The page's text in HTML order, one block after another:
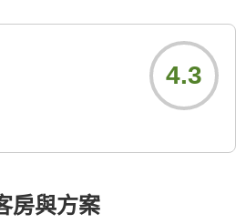
4.3
房與方案